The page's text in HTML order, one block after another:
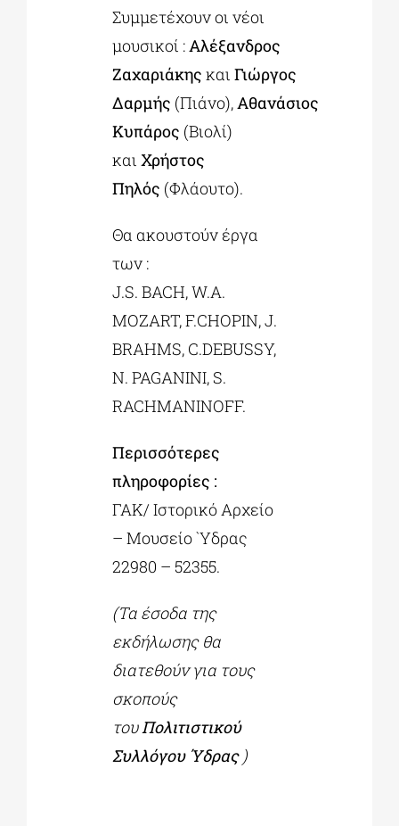
Συμμετέχουν οι νέοι
μουσικοί : Αλέξανδρος
Ζαχαριάκης και Γιώργος
Δαρμής (Πιάνο), Αθανάσιος
Κυπάρος (Βιολί)
και Χρήστος
Πηλός (Φλάουτο).
Θα ακουστούν έργα
των :
J.S. BACH, W.A.
MOZART, F.CHOPIN, J.
BRAHMS, C.DEBUSSY,
N. PAGANINI, S.
RACHMANINOFF.
Περισσότερες
πληροφορίες :
ΓΑΚ/ Iστορικό Αρχείο
– Μουσείο `Υδρας
22980 – 52355.
(Τα έσοδα της
εκδήλωσης θα
διατεθούν για τους
σκοπούς
τουΠολιτιστικού
Συλλόγου Ύδρας)